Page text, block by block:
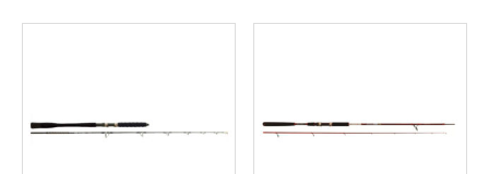
2,50 €